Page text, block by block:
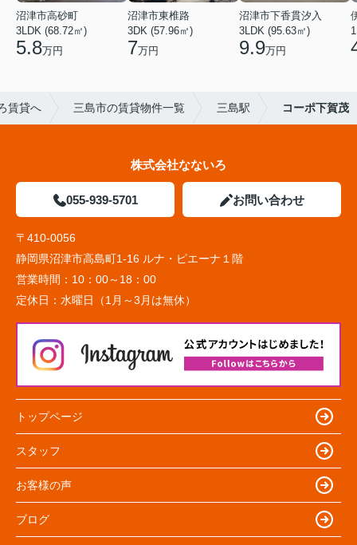
沼津市高砂町
3LDK (68.72㎡)
5.8万円
沼津市東椎路
3DK (57.96㎡)
7万円
沼津市下香貫汐入
3LDK (95.63㎡)
9.9万円
賃貸へ 三島市の賃貸物件一覧 三島駅 コーポ下賀茂
株式会社なないろ
055-939-5701 お問い合わせ
〒410-0056
静岡県沼津市高島町1-16 ルナ・ピエーナ１階
営業時間： 10：00～18：00
定休日： 水曜日（1月～3月は無休）
トップページ
スタッフ
お客様の声
ブログ